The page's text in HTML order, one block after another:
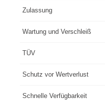
Zulassung
Wartung und Verschleiß
TÜV
Schutz vor Wertverlust
Schnelle Verfügbarkeit